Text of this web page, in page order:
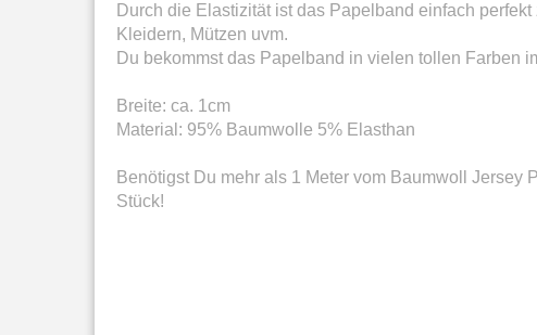
Durch die Elastizität ist das Papelband einfach
Kleidern, Mützen uvm.
Du bekommst das Papelband in vielen tollen Farben
Breite: ca. 1cm
Material: 95% Baumwolle 5% Elasthan
Benötigst Du mehr als 1 Meter vom Baumwoll
Stück!